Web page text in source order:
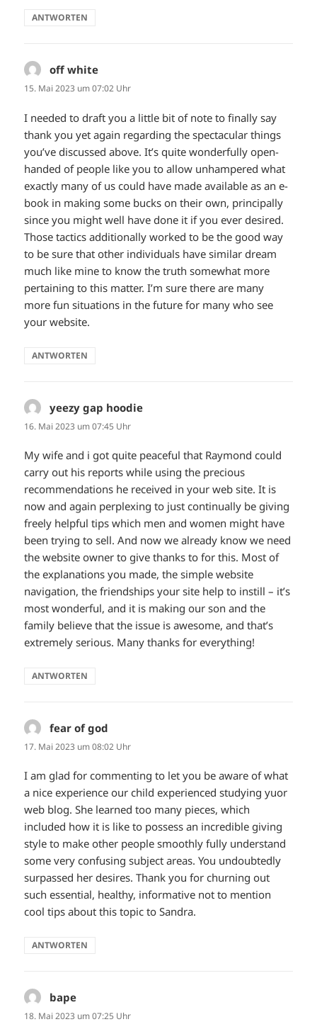
ANTWORTEN
off white
15. Mai 2023 um 07:02 Uhr
I needed to draft you a little bit of note to finally say
thank you yet again regarding the spectacular things
you’ve discussed above. It’s quite wonderfully open-
handed of people like you to allow unhampered what
exactly many of us could have made available as an e-
book in making some bucks on their own, principally
since you might well have done it if you ever desired.
Those tactics additionally worked to be the good way
to be sure that other individuals have similar dream
much like mine to know the truth somewhat more
pertaining to this matter. I’m sure there are many
more fun situations in the future for many who see
your website.
ANTWORTEN
yeezy gap hoodie
16. Mai 2023 um 07:45 Uhr
My wife and i got quite peaceful that Raymond could
carry out his reports while using the precious
recommendations he received in your web site. It is
now and again perplexing to just continually be giving
freely helpful tips which men and women might have
been trying to sell. And now we already know we need
the website owner to give thanks to for this. Most of
the explanations you made, the simple website
navigation, the friendships your site help to instill – it’s
most wonderful, and it is making our son and the
family believe that the issue is awesome, and that’s
extremely serious. Many thanks for everything!
ANTWORTEN
fear of god
17. Mai 2023 um 08:02 Uhr
I am glad for commenting to let you be aware of what
a nice experience our child experienced studying yuor
web blog. She learned too many pieces, which
included how it is like to possess an incredible giving
style to make other people smoothly fully understand
some very confusing subject areas. You undoubtedly
surpassed her desires. Thank you for churning out
such essential, healthy, informative not to mention
cool tips about this topic to Sandra.
ANTWORTEN
bape
18. Mai 2023 um 07:25 Uhr